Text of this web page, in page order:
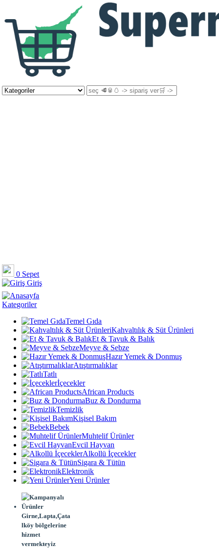
0 Sepet
Giriş
Kategoriler
Temel Gıda
Kahvaltılık & Süt Ürünleri
Et & Tavuk & Balık
Meyve & Sebze
Hazır Yemek & Donmuş
Atıştırmalıklar
Tatlı
İçecekler
African Products
Buz & Dondurma
Temizlik
Kişisel Bakım
Bebek
Muhtelif Ürünler
Evcil Hayvan
Alkollü İçecekler
Sigara & Tütün
Elektronik
Yeni Ürünler
Girne,Lapta,Çata
lköy bölgelerine
hizmet
vermekteyiz